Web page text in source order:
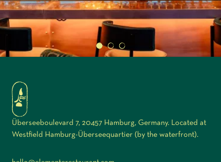
Überseeboulevard 7, 20457 Hamburg, Germany. Located at
Westfield Hamburg-Überseequartier (by the waterfront).